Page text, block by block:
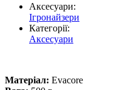
Аксесуари:
Ігронайзери
Категорії:
Аксесуари
Матеріал: Evacore